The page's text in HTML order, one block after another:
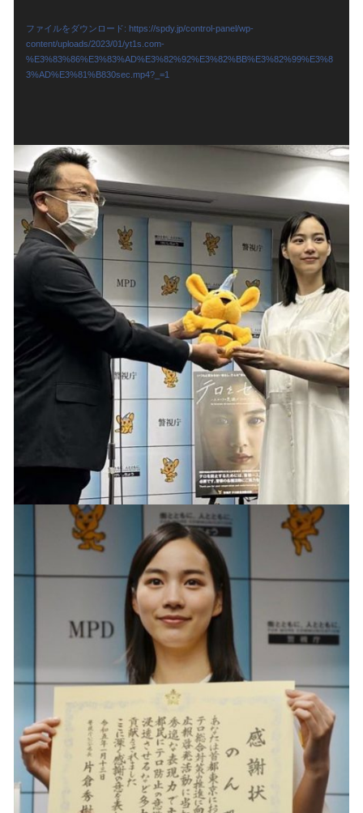
ー
ファイルをダウンロード: https://spdy.jp/control-panel/wp-
content/uploads/2023/01/yt1s.com-
%E3%83%86%E3%83%AD%E3%82%92%E3%82%BB%E3%82%99%E3%8
3%AD%E3%81%B830sec.mp4?_=1